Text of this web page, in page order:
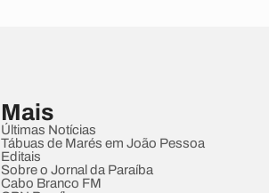
Mais
Últimas Notícias
Tábuas de Marés em João Pessoa
Editais
Sobre o Jornal da Paraíba
Cabo Branco FM